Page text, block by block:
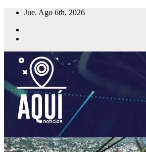
Saltar
contenido
Jue. Ago 6th, 2026